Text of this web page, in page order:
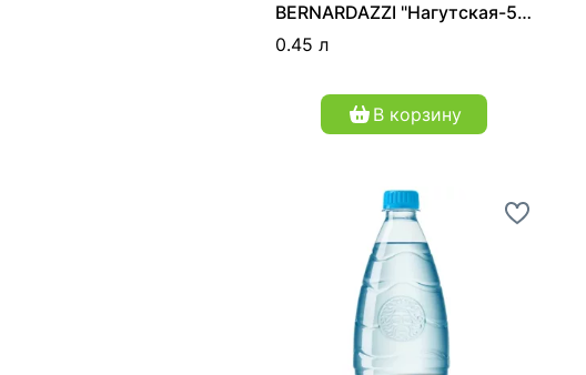
BERNARDAZZI "Нагутская-56"
газированная 0,45 л
0.45 л
В корзину